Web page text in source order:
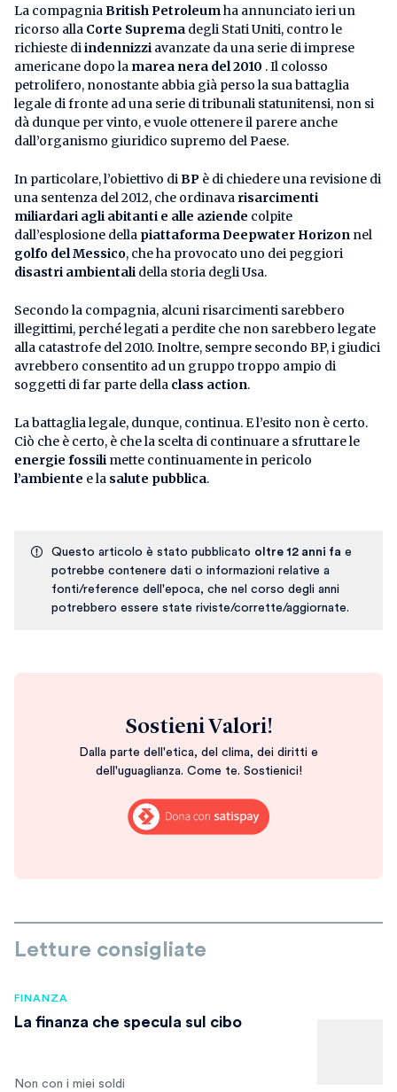
La compagniaBritish Petroleumha annunciato ieri un
ricorso alla Corte Suprema degli Stati Uniti, contro le
richieste diindennizzi avanzate da una serie di imprese
americane dopo la marea nera del 2010 . Il colosso
petrolifero, nonostante abbia già perso la sua battaglia
legale di fronte ad una serie di tribunali statunitensi, non si
dà dunque per vinto, e vuole ottenere il parere anche
dall’organismo giuridico supremo del Paese.
In particolare, l’obiettivo diBP è di chiedere una revisione di
una sentenza del 2012, che ordinava risarcimenti
miliardari agli abitanti e alle aziende colpite
dall’esplosione della piattaforma Deepwater Horizon nel
golfo del Messico, che ha provocato uno dei peggiori
disastri ambientali della storia degli Usa.
Secondo la compagnia, alcuni risarcimenti sarebbero
illegittimi, perché legati a perdite che non sarebbero legate
alla catastrofe del 2010. Inoltre, sempre secondo BP, i giudici
avrebbero consentito ad un gruppo troppo ampio di
soggetti di far parte della class action.
La battaglia legale, dunque, continua. E l’esito non è certo.
Ciò che è certo, è che la scelta di continuare a sfruttare le
energie fossili mette continuamente in pericolo
l’ambiente e la salute pubblica.
Questo articolo è stato pubblicato oltre 12 anni fa e
potrebbe contenere dati o informazioni relative a
fonti/reference dell'epoca, che nel corso degli anni
potrebbero essere state riviste/corrette/aggiornate.
Sostieni Valori!
Dalla parte dell'etica, del clima, dei diritti e
dell'uguaglianza. Come te. Sostienici!
Letture consigliate
FINANZA
La finanza che specula sul cibo
Non con i miei soldi